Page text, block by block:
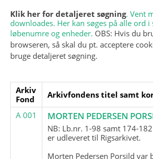
Klik her for detaljeret søgning. Vent
downloades. Her kan søges på alle ord
løbenumre og enheder. OBS: Hvis du
browseren, så skal du pt. acceptere
bruge detaljeret søgning.
Arkiv
Fond
Arkivfondens titel samt
A 001
MORTEN PEDERSEN
NB: Lb.nr. 1-98 samt 174-
er udleveret til Rigsarkivet.
Morten Pedersen Porsild var